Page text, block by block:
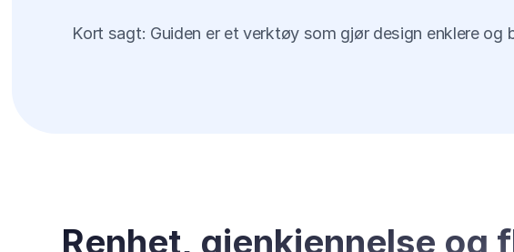
Kort sagt: Guiden er et verktøy som gjør design enklere og
Renhet, gjenkjennelse og